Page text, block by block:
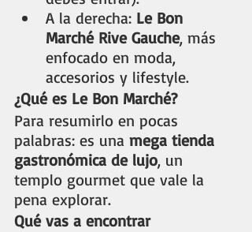
A la derecha: Le Bon
Marché Rive Gauche, más
enfocado en moda,
accesorios y lifestyle.
¿Qué es Le Bon Marché?
Para resumirlo en pocas
palabras: es una mega tienda
gastronómica de lujo, un
templo gourmet que vale la
pena explorar.
Qué vas a encontrar